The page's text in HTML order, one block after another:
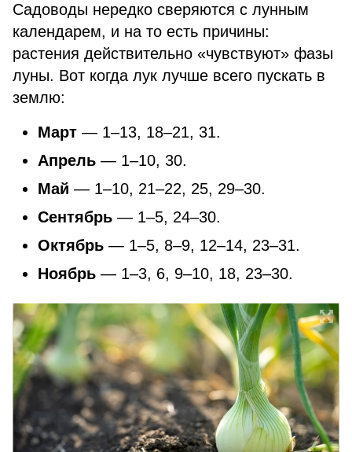
Садоводы нередко сверяются с лунным
календарем, и на то есть причины:
растения действительно «чувствуют» фазы
луны. Вот когда лук лучше всего пускать в
землю:
Март — 1–13, 18–21, 31.
Апрель — 1–10, 30.
Май — 1–10, 21–22, 25, 29–30.
Сентябрь — 1–5, 24–30.
Октябрь — 1–5, 8–9, 12–14, 23–31.
Ноябрь — 1–3, 6, 9–10, 18, 23–30.